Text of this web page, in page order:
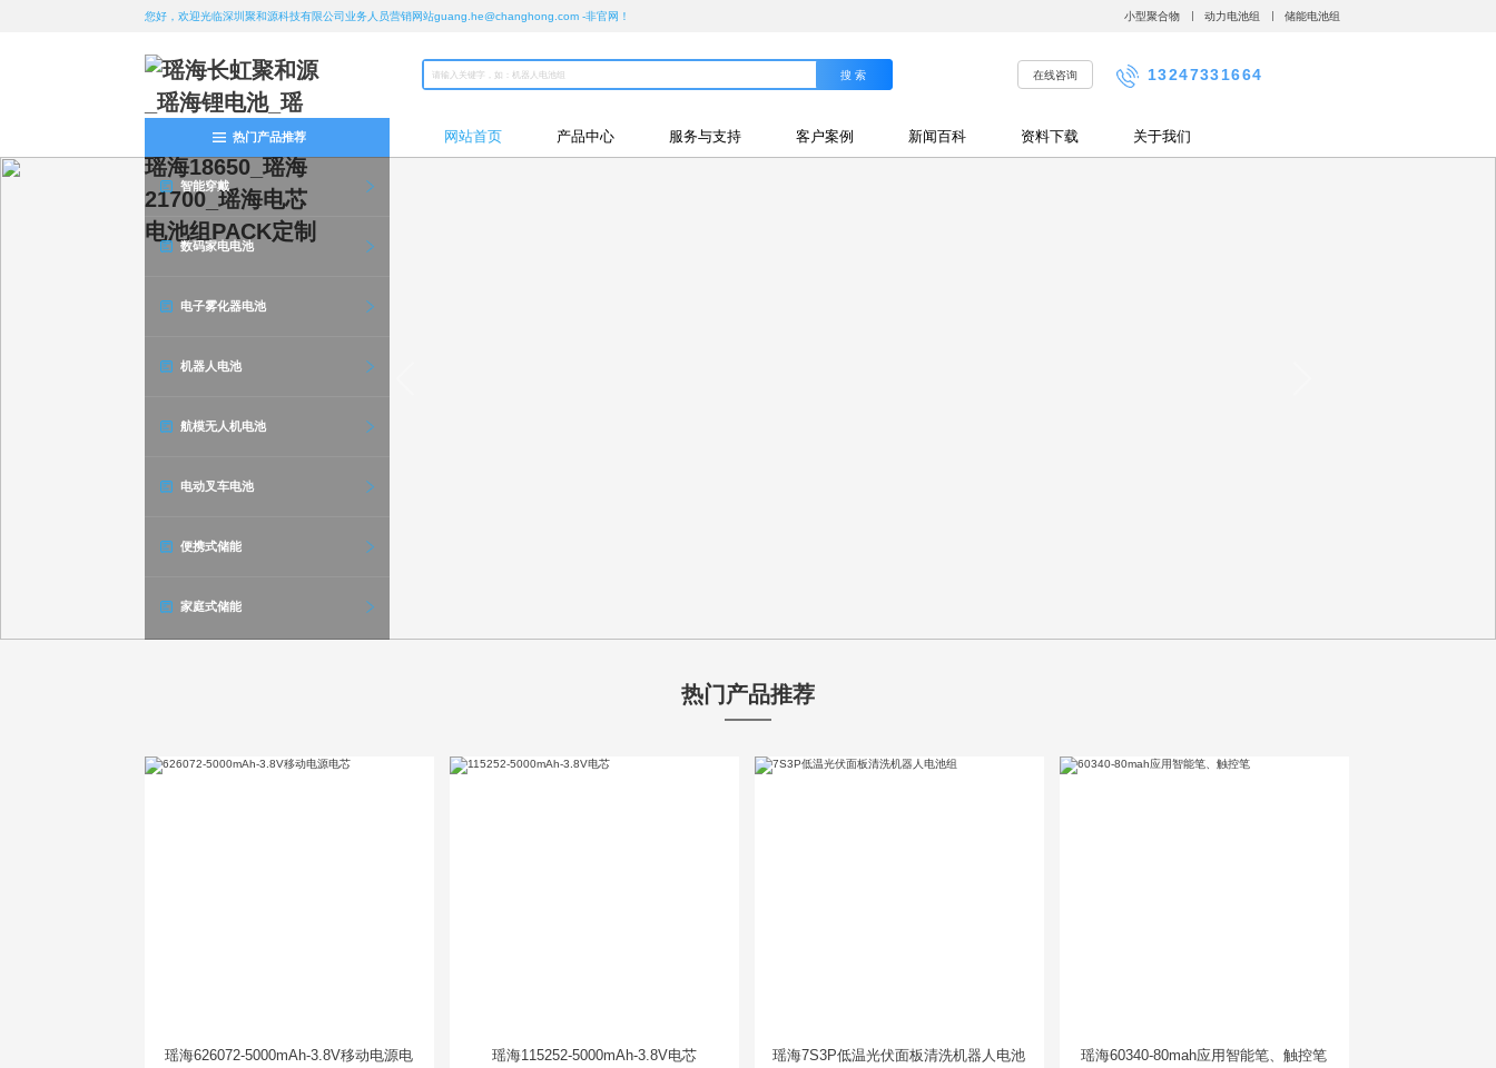
您好，欢迎光临深圳聚和源科技有限公司业务人员营销网站guang.he@changhong.com -非官网！ 小型聚合物 动力电池组 储能电池组
在线咨询 13247331664
热门产品推荐
智能穿戴
数码家电电池
电子雾化器电池
机器人电池
航模无人机电池
电动叉车电池
便携式储能
家庭式储能
网站首页 产品中心 服务与支持 客户案例 新闻百科 资料下载 关于我们
热门产品推荐
瑶海626072-5000mAh-3.8V移动电源电
瑶海115252-5000mAh-3.8V电芯
瑶海7S3P低温光伏面板清洗机器人电池
瑶海60340-80mah应用智能笔、触控笔